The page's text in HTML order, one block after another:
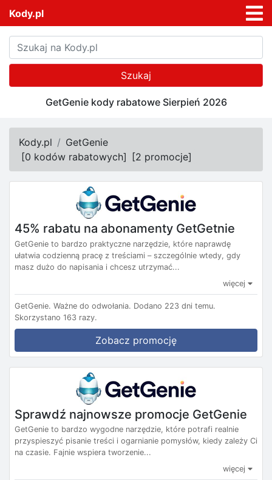
Kody.pl
Szukaj
GetGenie kody rabatowe Sierpień 2026
Kody.pl
GetGenie
[0 kodów rabatowych] [2 promocje]
45% rabatu na abonamenty GetGetnie
GetGenie to bardzo praktyczne narzędzie, które naprawdę
ułatwia codzienną pracę z treściami – szczególnie wtedy, gdy
masz dużo do napisania i chcesz utrzymać...
więcej
GetGenie. Ważne do odwołania. Dodano 223 dni temu.
Skorzystano 163 razy.
Zobacz promocję
Sprawdź najnowsze promocje GetGenie
GetGenie to bardzo wygodne narzędzie, które potrafi realnie
przyspieszyć pisanie treści i ogarnianie pomysłów, kiedy zależy Ci
na czasie. Fajnie wspiera tworzenie...
więcej